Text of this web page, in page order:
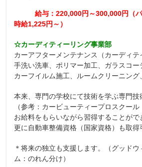
給与：220,000円～300,000円（
時給1,225円～）
☆カーディティーリング事業部
カーアフターメンテナンス（カーディテ
手洗い洗車、ポリマー加工、ガラスコー
カーフイルム施工、ルームクリーニン
本来、専門の学校にて技術を学ぶ専門技
（参考：カービューティープロスクー
お給料をもらいながら習得することがで
更に自動車整備資格（国家資格）も取得
＊将来の独立も支援します。（グッド
ム：のれん分け）